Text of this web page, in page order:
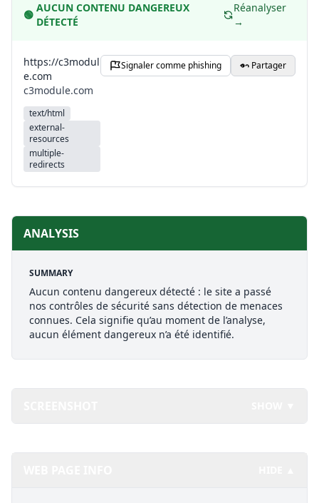
🟢
AUCUN CONTENU DANGEREUX
DÉTECTÉ
Réanalyser
→
https://c3modul
e.com
c3module.com
text/html
external-
resources
multiple-
redirects
Signaler comme phishing Partager
ANALYSIS
SUMMARY
Aucun contenu dangereux détecté : le site a passé
nos contrôles de sécurité sans détection de menaces
connues. Cela signifie qu’au moment de l’analyse,
aucun élément dangereux n’a été identifié.